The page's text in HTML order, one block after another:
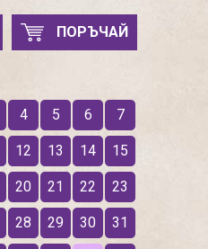
ПОРЪЧАЙ
4 5 6 7
12 13 14 15
20 21 22 23
28 29 30 31